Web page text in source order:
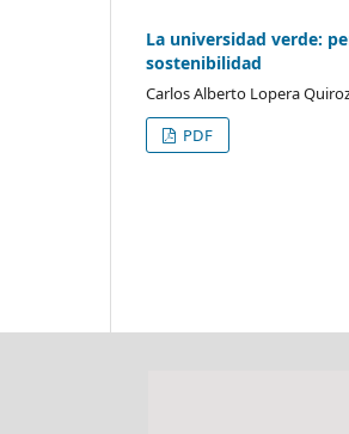
La universidad verde:
sostenibilidad
Carlos Alberto Lopera
PDF